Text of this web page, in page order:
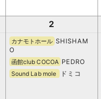
2
カナモトホール SHISHAM
O
函館club COCOA PEDRO
Sound Lab mole ドミコ